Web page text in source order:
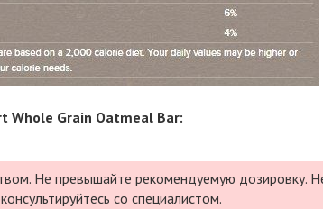
Whole Grain Oatmeal Bar:
Не превышайте рекомендуемую дозировку.
со специалистом.